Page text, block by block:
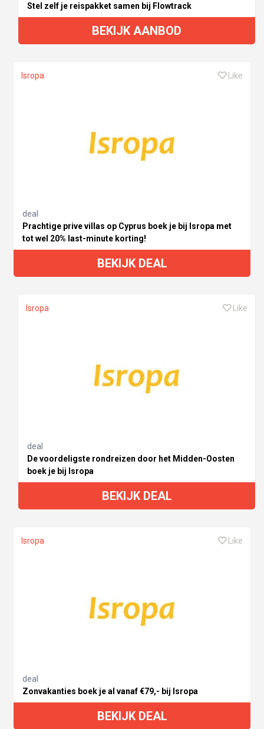
Stel zelf je reispakket samen bij Flowtrack
BEKIJK AANBOD
Isropa Like
deal
Prachtige prive villas op Cyprus boek je bij Isropa met
tot wel 20% last-minute korting!
BEKIJK DEAL
Isropa Like
deal
De voordeligste rondreizen door het Midden-Oosten
boek je bij Isropa
BEKIJK DEAL
Isropa Like
deal
Zonvakanties boek je al vanaf €79,- bij Isropa
BEKIJK DEAL